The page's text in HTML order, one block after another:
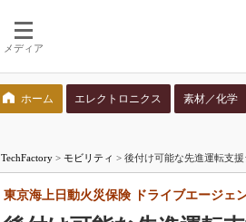
メディア
ホーム エレクトロニクス 素材／化学
TechFactory > モビリティ > 後付け可能な先進運転支
東京海上日動火災保険 ドライブエージェ